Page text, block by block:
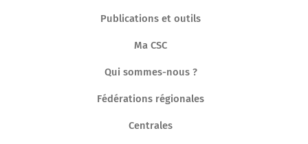
Publications et outils
Ma CSC
Qui sommes-nous ?
Fédérations régionales
Centrales